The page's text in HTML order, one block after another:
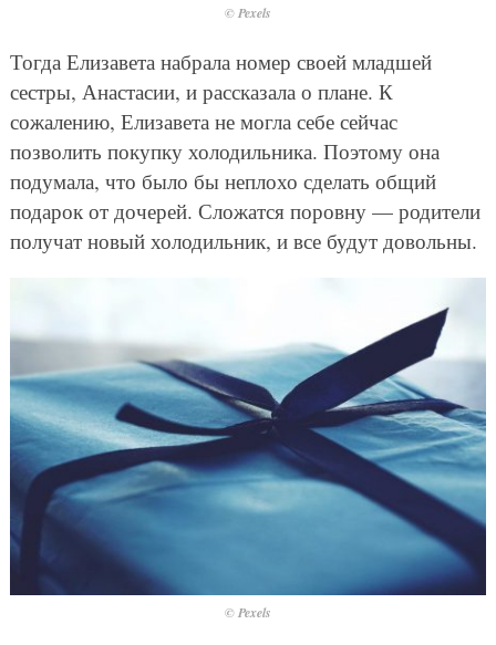
© Pexels
Тогда Елизавета набрала номер своей младшей
сестры, Анастасии, и рассказала о плане. К
сожалению, Елизавета не могла себе сейчас
позволить покупку холодильника. Поэтому она
подумала, что было бы неплохо сделать общий
подарок от дочерей. Сложатся поровну — родители
получат новый холодильник, и все будут довольны.
© Pexels